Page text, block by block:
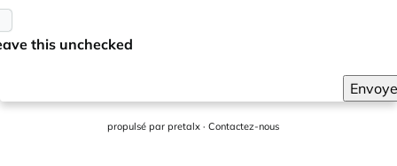
this unchecked
propulsé par pretalx · Contactez-nous